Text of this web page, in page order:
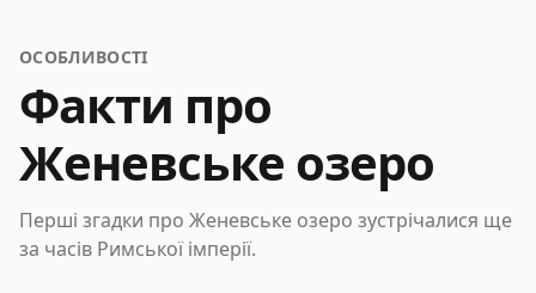
ОСОБЛИВОСТІ
Факти про
Женевське озеро
Перші згадки про Женевське озеро зустрічалися ще
за часів Римської імперії.